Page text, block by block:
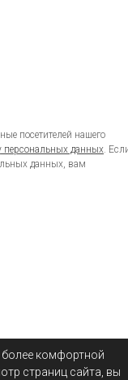
комфортной
страниц сайта, вы
посетителей нашего
персональных данных.
данных, вам